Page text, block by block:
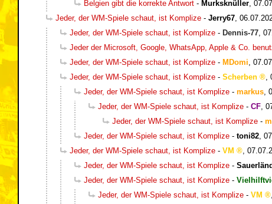
Belgien gibt die korrekte Antwort - Murksknüller
Jeder, der WM-Spiele schaut, ist Komplize - Jerry67
Jeder, der WM-Spiele schaut, ist Komplize - Dennis-77
Jeder der Microsoft, Google, WhatsApp, Apple & Co.
Jeder, der WM-Spiele schaut, ist Komplize - MDomi
Jeder, der WM-Spiele schaut, ist Komplize - Scherben
Jeder, der WM-Spiele schaut, ist Komplize - markus
Jeder, der WM-Spiele schaut, ist Komplize - CF
Jeder, der WM-Spiele schaut, ist Komplize -
Jeder, der WM-Spiele schaut, ist Komplize - toni82
Jeder, der WM-Spiele schaut, ist Komplize - VM
Jeder, der WM-Spiele schaut, ist Komplize -
Jeder, der WM-Spiele schaut, ist Komplize -
Jeder, der WM-Spiele schaut, ist Komplize - VM